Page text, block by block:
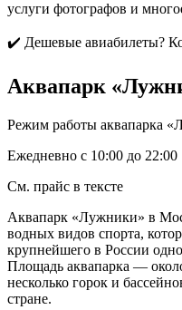
услуги фотографов и
✔️ Дешевые авиабилеты?
Аквапарк
Режим работы аквапарка
Ежедневно с 10:00 до 22:00
См. прайс в тексте
Аквапарк «Лужники» в
водных видов спорта,
крупнейшего в России
Площадь аквапарка —
несколько горок и
стране.